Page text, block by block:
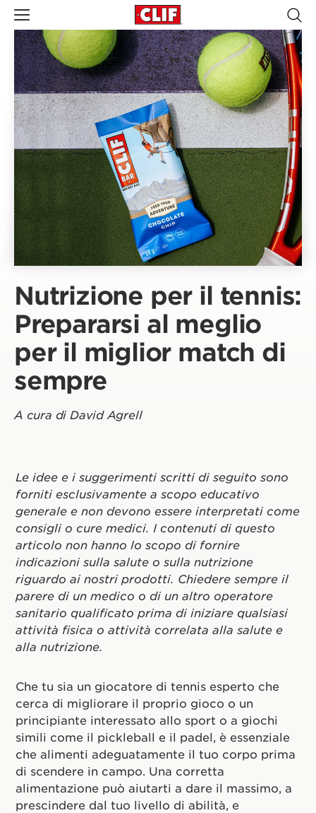
Nutrizione per il tennis:
Prepararsi al meglio
per il miglior match di
sempre
A cura di David Agrell
Le idee e i suggerimenti scritti di seguito sono
forniti esclusivamente a scopo educativo
generale e non devono essere interpretati come
consigli o cure medici. I contenuti di questo
articolo non hanno lo scopo di fornire
indicazioni sulla salute o sulla nutrizione
riguardo ai nostri prodotti. Chiedere sempre il
parere di un medico o di un altro operatore
sanitario qualificato prima di iniziare qualsiasi
attività fisica o attività correlata alla salute e
alla nutrizione.
Che tu sia un giocatore di tennis esperto che
cerca di migliorare il proprio gioco o un
principiante interessato allo sport o a giochi
simili come il pickleball e il padel, è essenziale
che alimenti adeguatamente il tuo corpo prima
di scendere in campo. Una corretta
alimentazione può aiutarti a dare il massimo, a
prescindere dal tuo livello di abilità, e